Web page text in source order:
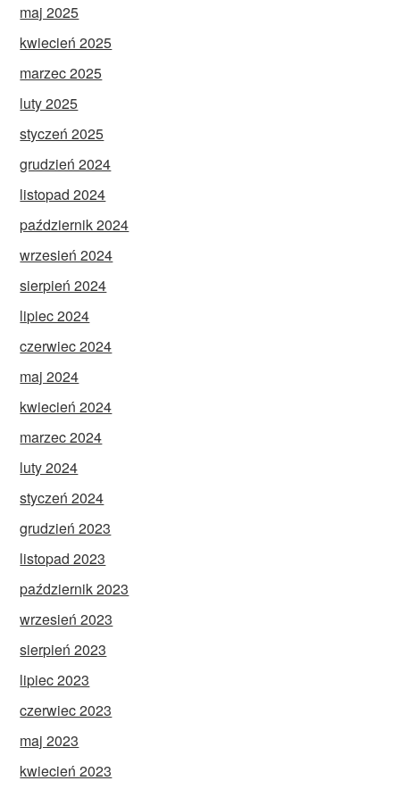
maj 2025
kwiecień 2025
marzec 2025
luty 2025
styczeń 2025
grudzień 2024
listopad 2024
październik 2024
wrzesień 2024
sierpień 2024
lipiec 2024
czerwiec 2024
maj 2024
kwiecień 2024
marzec 2024
luty 2024
styczeń 2024
grudzień 2023
listopad 2023
październik 2023
wrzesień 2023
sierpień 2023
lipiec 2023
czerwiec 2023
maj 2023
kwiecień 2023